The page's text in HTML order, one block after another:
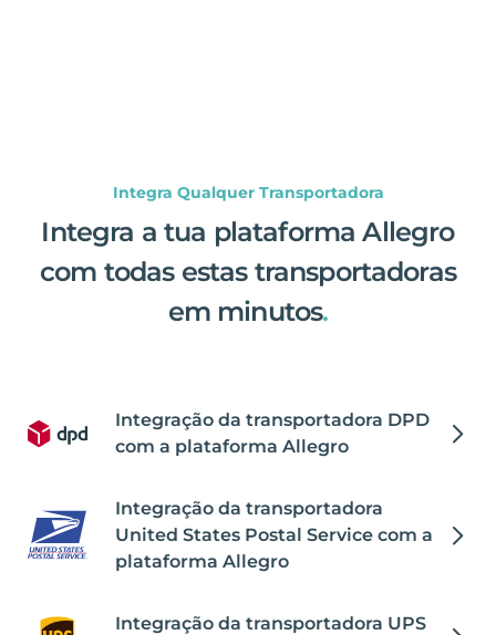
Integra Qualquer Transportadora
Integra a tua plataforma Allegro
com todas estas transportadoras
em minutos.
Integração da transportadora DPD
com a plataforma Allegro
Integração da transportadora
United States Postal Service com a
plataforma Allegro
Integração da transportadora UPS